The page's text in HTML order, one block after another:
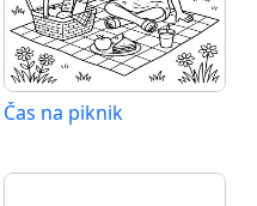
Čas na piknik